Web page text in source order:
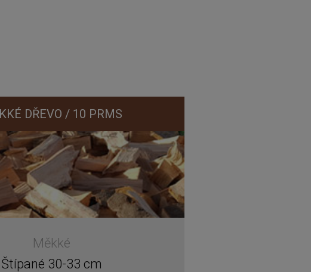
DŘEVO / 10 PRMS
Měkké
Štípané 30-33 cm